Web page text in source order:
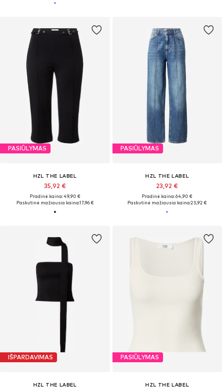
PASIŪLYMAS
HZL THE LABEL
35,92 €
Pradinė kaina: 49,90 €
Paskutinė mažiausia kaina:17,96 €
PASIŪLYMAS
HZL THE LABEL
23,92 €
Pradinė kaina: 64,90 €
Paskutinė mažiausia kaina:23,92 €
IŠPARDAVIMAS
HZL THE LABEL
PASIŪLYMAS
HZL THE LABEL